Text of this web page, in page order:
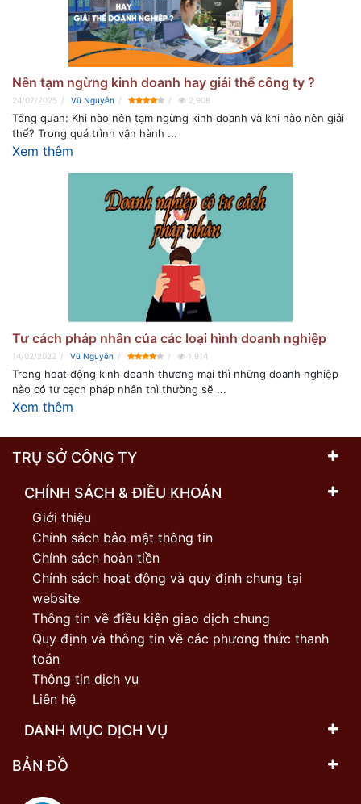
Nên tạm ngừng kinh doanh hay giải thể công ty ?
24/07/2025 Vũ Nguyễn 2,908
Tổng quan: Khi nào nên tạm ngừng kinh doanh và khi nào nên giải
thể? Trong quá trình vận hành ...
Xem thêm
Tư cách pháp nhân của các loại hình doanh nghiệp
14/02/2022 Vũ Nguyễn 1,914
Trong hoạt động kinh doanh thương mại thì những doanh nghiệp
nào có tư cạch pháp nhân thì thường sẽ ...
Xem thêm
TRỤ SỞ CÔNG TY
CHÍNH SÁCH & ĐIỀU KHOẢN
Giới thiệu
Chính sách bảo mật thông tin
Chính sách hoàn tiền
Chính sách hoạt động và quy định chung tại
website
Thông tin về điều kiện giao dịch chung
Quy định và thông tin về các phương thức thanh
toán
Thông tin dịch vụ
Liên hệ
DANH MỤC DỊCH VỤ
BẢN ĐỒ